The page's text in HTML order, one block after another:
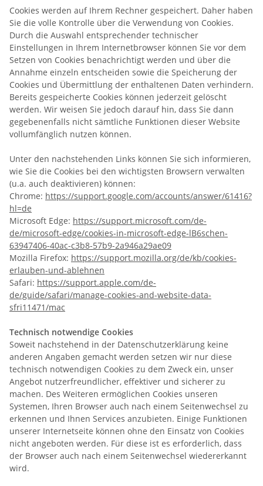
Cookies werden auf Ihrem Rechner gespeichert. Daher haben
Sie die volle Kontrolle über die Verwendung von Cookies.
Durch die Auswahl entsprechender technischer
Einstellungen in Ihrem Internetbrowser können Sie vor dem
Setzen von Cookies benachrichtigt werden und über die
Annahme einzeln entscheiden sowie die Speicherung der
Cookies und Übermittlung der enthaltenen Daten verhindern.
Bereits gespeicherte Cookies können jederzeit gelöscht
werden. Wir weisen Sie jedoch darauf hin, dass Sie dann
gegebenenfalls nicht sämtliche Funktionen dieser Website
vollumfänglich nutzen können.
Unter den nachstehenden Links können Sie sich informieren,
wie Sie die Cookies bei den wichtigsten Browsern verwalten
(u.a. auch deaktivieren) können:
Chrome: https://support.google.com/accounts/answer/61416?
hl=de
Microsoft Edge: https://support.microsoft.com/de-
de/microsoft-edge/cookies-in-microsoft-edge-lB6schen-
63947406-40ac-c3b8-57b9-2a946a29ae09
Mozilla Firefox: https://support.mozilla.org/de/kb/cookies-
erlauben-und-ablehnen
Safari: https://support.apple.com/de-
de/guide/safari/manage-cookies-and-website-data-
sfri11471/mac
Technisch notwendige Cookies
Soweit nachstehend in der Datenschutzerklärung keine
anderen Angaben gemacht werden setzen wir nur diese
technisch notwendigen Cookies zu dem Zweck ein, unser
Angebot nutzerfreundlicher, effektiver und sicherer zu
machen. Des Weiteren ermöglichen Cookies unseren
Systemen, Ihren Browser auch nach einem Seitenwechsel zu
erkennen und Ihnen Services anzubieten. Einige Funktionen
unserer Internetseite können ohne den Einsatz von Cookies
nicht angeboten werden. Für diese ist es erforderlich, dass
der Browser auch nach einem Seitenwechsel wiedererkannt
wird.